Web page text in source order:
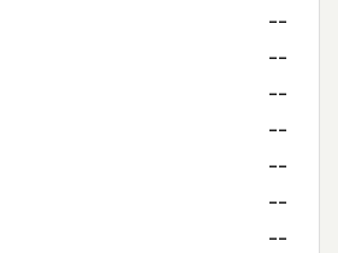
--
--
--
--
--
--
--